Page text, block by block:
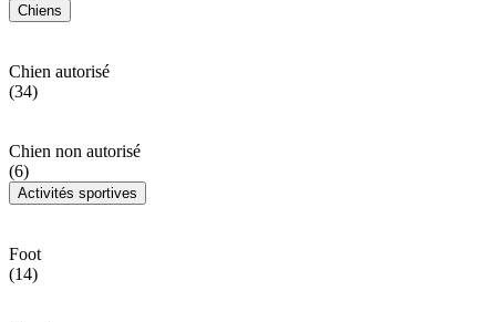
Chiens
Chien autorisé
(34)
Chien non autorisé
(6)
Activités sportives
Foot
(14)